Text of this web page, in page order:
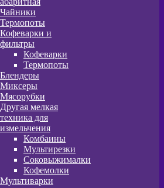
Чайники
Термопоты
Кофеварки и
фильтры
Кофеварки
Термопоты
Блендеры
Миксеры
Мясорубки
Другая мелкая
техника для
измельчения
Комбаины
Мультирезки
Соковыжималки
Кофемолки
Мультиварки